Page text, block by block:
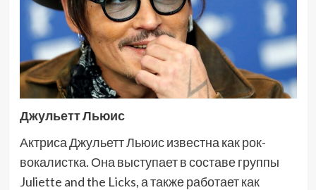
Джульетт Льюис
Актриса Джульетт Льюис известна как рок-
вокалистка. Она выступает в составе группы
Juliette and the Licks, а также работает как